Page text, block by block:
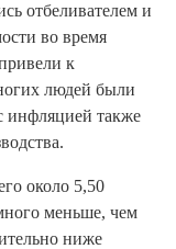
отбеливателем и
во время
к
людей были
инфляцией также
около 5,50
меньше, чем
ниже